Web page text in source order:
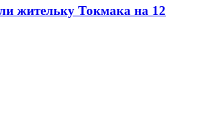
жительку Токмака на 12